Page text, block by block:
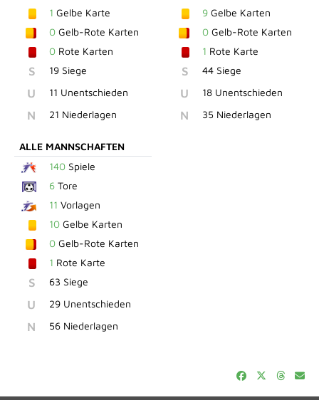
1 Gelbe Karte
0 Gelb-Rote Karten
0 Rote Karten
S 19 Siege
U 11 Unentschieden
N 21 Niederlagen
9Gelbe Karten
0Gelb-Rote Karten
1 Rote Karte
S 44 Siege
U 18 Unentschieden
N 35 Niederlagen
ALLE MANNSCHAFTEN
140 Spiele
6 Tore
11 Vorlagen
10 Gelbe Karten
0 Gelb-Rote Karten
1 Rote Karte
S 63 Siege
U 29 Unentschieden
N 56 Niederlagen